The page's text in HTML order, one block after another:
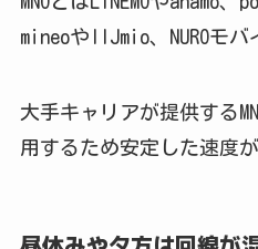
mineoやIIJmio、NUROモ
大手キャリアが提供する
用するため安定した速度